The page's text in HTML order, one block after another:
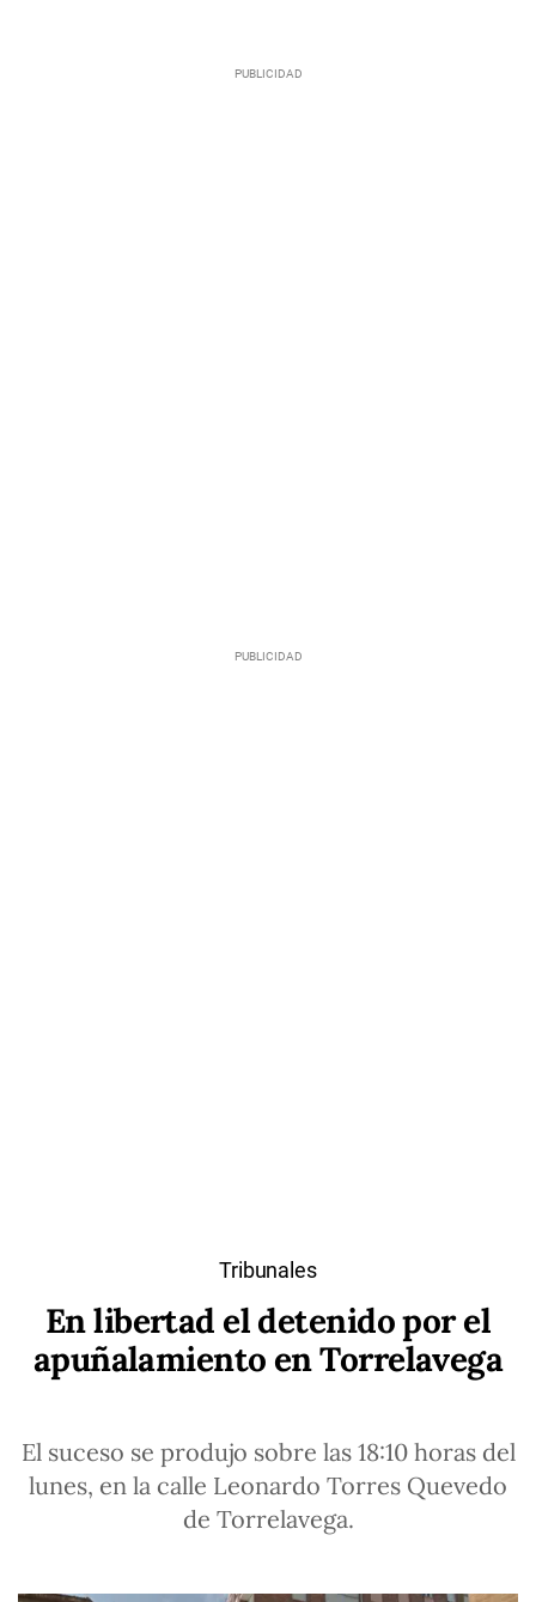
Tribunales
En libertad el detenido por el
apuñalamiento en Torrelavega
El suceso se produjo sobre las 18:10 horas del
lunes, en la calle Leonardo Torres Quevedo
de Torrelavega.